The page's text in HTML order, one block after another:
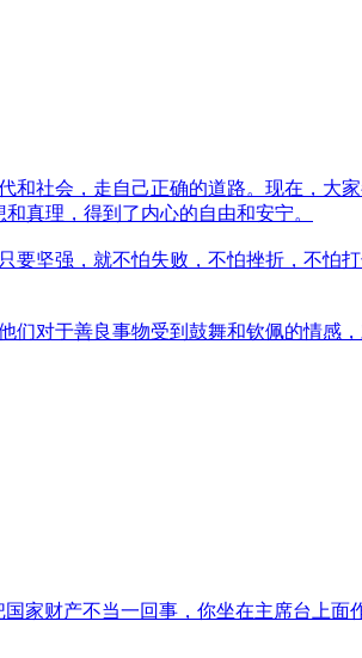
社会，走自己正确的道路。现在，大
真理，得到了内心的自由和安宁。
坚强，就不怕失败，不怕挫折，不怕
对于善良事物受到鼓舞和钦佩的情感
家财产不当一回事，你坐在主席台上面